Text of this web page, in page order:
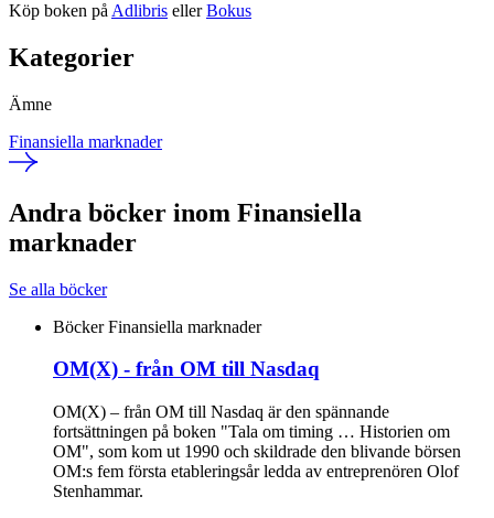
Köp boken på Adlibris ellerBokus
Kategorier
Ämne
Finansiella marknader
Andra böcker inom Finansiella
marknader
Se alla böcker
Böcker Finansiella marknader
OM(X) - från OM till Nasdaq
OM(X) – från OM till Nasdaq är den spännande
fortsättningen på boken "Tala om timing … Historien om
OM", som kom ut 1990 och skildrade den blivande börsen
OM:s fem första etableringsår ledda av entreprenören Olof
Stenhammar.